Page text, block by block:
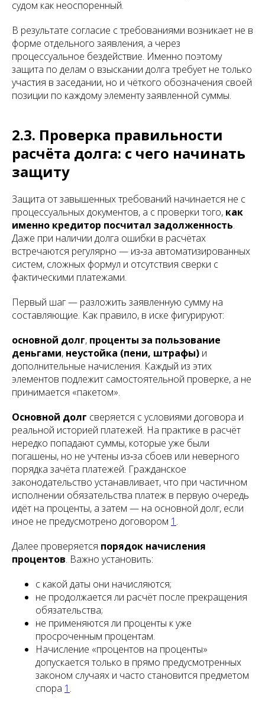
судом как неоспоренный.
В результате согласие с требованиями возникает не в
форме отдельного заявления, а через
процессуальное бездействие. Именно поэтому
защита по делам о взыскании долга требует не только
участия в заседании, но и чёткого обозначения своей
позиции по каждому элементу заявленной суммы.
2.3. Проверка правильности
расчёта долга: с чего начинать
защиту
Защита от завышенных требований начинается не с
процессуальных документов, а с проверки того, как
именно кредитор посчитал задолженность.
Даже при наличии долга ошибки в расчётах
встречаются регулярно — из‑за автоматизированных
систем, сложных формул и отсутствия сверки с
фактическими платежами.
Первый шаг — разложить заявленную сумму на
составляющие. Как правило, в иске фигурируют:
основной долг, проценты за пользование
деньгами, неустойка (пени, штрафы) и
дополнительные начисления. Каждый из этих
элементов подлежит самостоятельной проверке, а не
принимается «пакетом».
Основной долг сверяется с условиями договора и
реальной историей платежей. На практике в расчёт
нередко попадают суммы, которые уже были
погашены, но не учтены из‑за сбоев или неверного
порядка зачёта платежей. Гражданское
законодательство устанавливает, что при частичном
исполнении обязательства платеж в первую очередь
идёт на проценты, а затем — на основной долг, если
иное не предусмотрено договором 1 .
Далее проверяется порядок начисления
процентов. Важно установить:
с какой даты они начисляются;
не продолжается ли расчёт после прекращения
обязательства;
не применяются ли проценты к уже
просроченным процентам.
Начисление «процентов на проценты»
допускается только в прямо предусмотренных
законом случаях и часто становится предметом
спора 1 .